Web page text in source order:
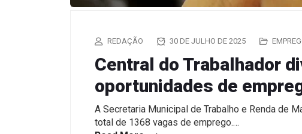
REDAÇÃO 30 DE JULHO DE 2025
Central do Trabalhador
oportunidades de
A Secretaria Municipal de Trabalho e Renda de
total de 1368 vagas de emprego.…